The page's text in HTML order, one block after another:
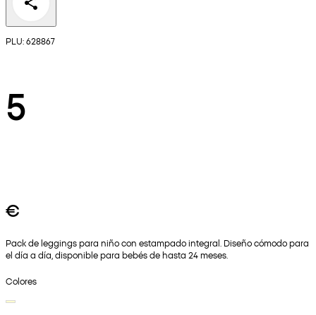
PLU: 628867
5
€
Pack de leggings para niño con estampado integral. Diseño cómodo para
el día a día, disponible para bebés de hasta 24 meses.
Colores